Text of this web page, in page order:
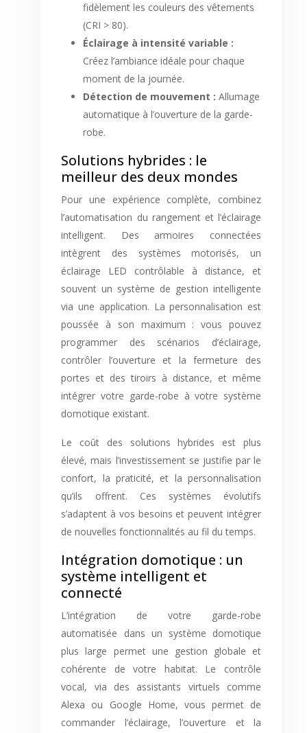
fidèlement les couleurs des vêtements
(CRI > 80).
Éclairage à intensité variable :
Créez l’ambiance idéale pour chaque
moment de la journée.
Détection de mouvement :Allumage
automatique à l’ouverture de la garde-
robe.
Solutions hybrides : le
meilleur des deux mondes
Pour une expérience complète, combinez
l’automatisation du rangement et l’éclairage
intelligent. Des armoires connectées
intègrent des systèmes motorisés, un
éclairage LED contrôlable à distance, et
souvent un système de gestion intelligente
via une application. La personnalisation est
poussée à son maximum : vous pouvez
programmer des scénarios d’éclairage,
contrôler l’ouverture et la fermeture des
portes et des tiroirs à distance, et même
intégrer votre garde-robe à votre système
domotique existant.
Le coût des solutions hybrides est plus
élevé, mais l’investissement se justifie par le
confort, la praticité, et la personnalisation
qu’ils offrent. Ces systèmes évolutifs
s’adaptent à vos besoins et peuvent intégrer
de nouvelles fonctionnalités au fil du temps.
Intégration domotique : un
système intelligent et
connecté
L’intégration de votre garde-robe
automatisée dans un système domotique
plus large permet une gestion globale et
cohérente de votre habitat. Le contrôle
vocal, via des assistants virtuels comme
Alexa ou Google Home, vous permet de
commander l’éclairage, l’ouverture et la